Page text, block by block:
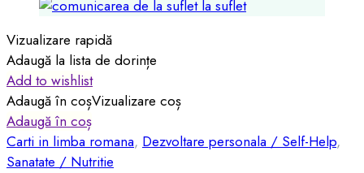
Vizualizare rapidă
Adaugă la lista de dorințe
Add to wishlist
Adaugă în coșVizualizare coș
Adaugă în coș
Carti in limba romana, Dezvoltare personala / Self-Help,
Sanatate / Nutritie